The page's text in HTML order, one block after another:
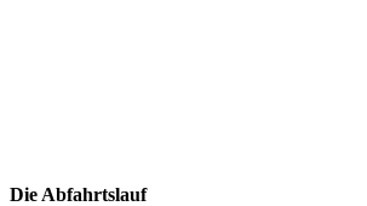
Die Abfahrtslauf